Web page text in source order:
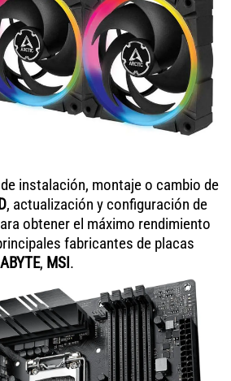
instalación, montaje o cambio de
, actualización y configuración de
obtener el máximo rendimiento
fabricantes de placas
, MSI.